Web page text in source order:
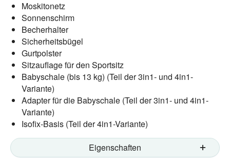
Moskitonetz
Sonnenschirm
Becherhalter
Sicherheitsbügel
Gurtpolster
Sitzauflage für den Sportsitz
Babyschale (bis 13 kg) (Teil der 3in1- und 4in1-
Variante)
Adapter für die Babyschale (Teil der 3in1- und 4in1-
Variante)
Isofix-Basis (Teil der 4in1-Variante)
Eigenschaften